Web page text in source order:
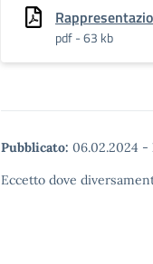
pdf - 63 kb
Pubblicato: 06.02.2024 -
Eccetto dove